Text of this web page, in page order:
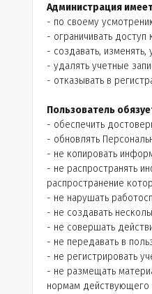
Администрация
- по своему
- ограничивать
- создавать,
- удалять учетные
- отказывать в
Пользователь
- обеспечить
- обновлять
- не копировать
- не распространять
распространение
- не нарушать
- не создавать
- не совершать
- не передавать в
- не регистрировать
- не размещать
нормам действующего